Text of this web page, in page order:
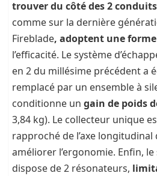
trouver du côté des 2
comme sur la dernière
Fireblade, adoptent une
l’efficacité. Le système
en 2 du millésime précédent a
remplacé par un ensemble à
conditionne un gain de poids
3,84 kg). Le collecteur unique
rapproché de l’axe
améliorer l’ergonomie. Enfin,
dispose de 2 résonateurs,